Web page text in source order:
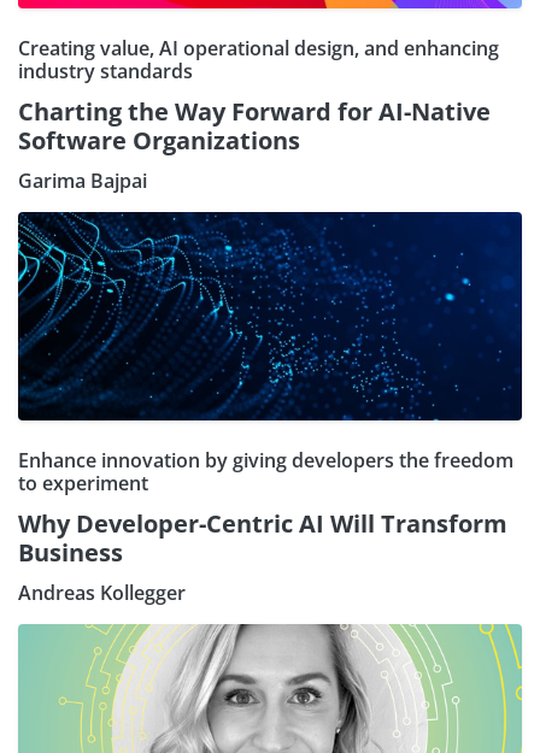
Creating value, AI operational design, and enhancing
industry standards
Charting the Way Forward for AI-Native
Software Organizations
Garima Bajpai
Enhance innovation by giving developers the freedom
to experiment
Why Developer-Centric AI Will Transform
Business
Andreas Kollegger